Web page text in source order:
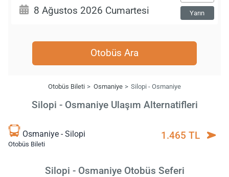
Yarın
Otobüs Ara
Otobüs Bileti Osmaniye Silopi - Osmaniye
Silopi - Osmaniye Ulaşım Alternatifleri
Osmaniye - Silopi
Otobüs Bileti
1.465 TL
Silopi - Osmaniye Otobüs Seferi